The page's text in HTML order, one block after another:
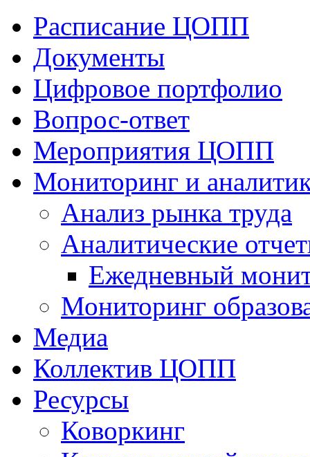
Расписание ЦОПП
Документы
Цифровое портфолио
Вопрос-ответ
Мероприятия ЦОПП
Мониторинг и
Анализ рынка труда
Аналитические
Ежедневный
Мониторинг
Медиа
Коллектив ЦОПП
Ресурсы
Коворкинг